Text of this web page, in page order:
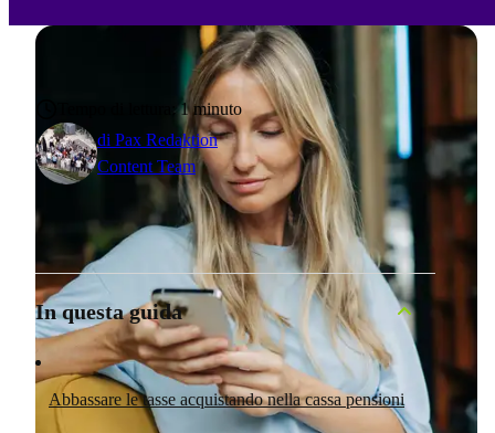
di Pax Redaktion
Content Team
Tempo di lettura: 1 minuto
In questa guida
Abbassare le tasse acquistando nella cassa pensioni